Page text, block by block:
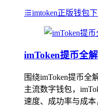
imtoken正版钱包
imToken提币全
围绕imToken提币全
主流数字钱包，
速度、成功率与成